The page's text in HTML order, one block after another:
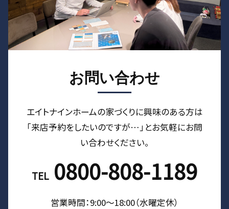
お問い合わせ
エイトナインホームの家づくりに興味のある⽅は
「来店予約をしたいのですが…」とお気軽にお問
い合わせください。
TEL 0800-808-1189
営業時間：9:00〜18:00（⽔曜定休）